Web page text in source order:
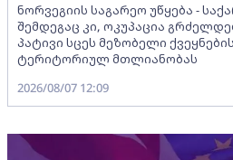
ნორვეგიის საგარეო უწყება -
შემდეგაც კი, ოკუპაცია
პატივი სცეს მეზობელი
ტერიტორიულ მთლიანობას
2026/08/07 12:09